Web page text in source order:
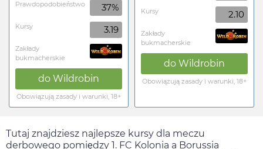
Prawdopodobieństwo 37%
Kursy 3.19
Zakłady
bukmacherskie
do Wildrobin
Obowiązują zasady i warunki, 18+
Kursy 2.10
Zakłady
bukmacherskie
do Wildrobin
Obowiązują zasady i warunki, 18+
Tutaj znajdziesz najlepsze kursy dla meczu
derbowego pomiędzy 1. FC Kolonia a Borussia